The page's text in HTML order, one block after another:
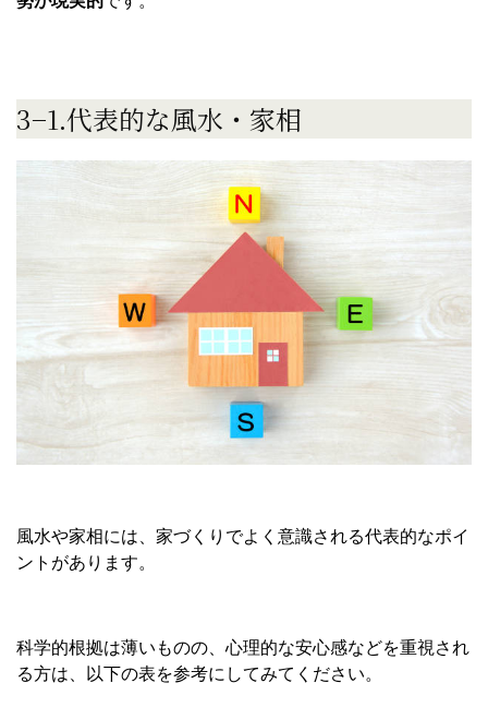
3−1.代表的な風水・家相
風水や家相には、家づくりでよく意識される代表的なポイ
ントがあります。
科学的根拠は薄いものの、心理的な安心感などを重視され
る方は、以下の表を参考にしてみてください。